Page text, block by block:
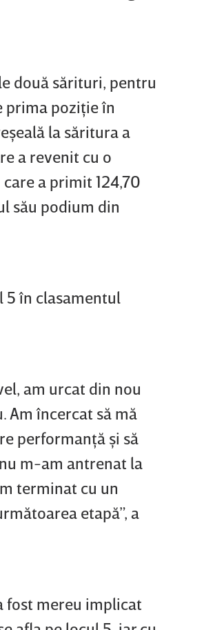
două sărituri, pentru
prima poziţie în
la săritura a
a revenit cu o
a primit 124,70
său podium din
5 în clasamentul
am urcat din nou
Am încercat să mă
performanţă şi să
m-am antrenat la
terminat cu un
etapă”, a
fost mereu implicat